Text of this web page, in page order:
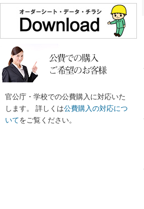
官公庁・学校での公費購入に対応いた
します。 詳しくは公費購入の対応につ
いてをご覧ください。